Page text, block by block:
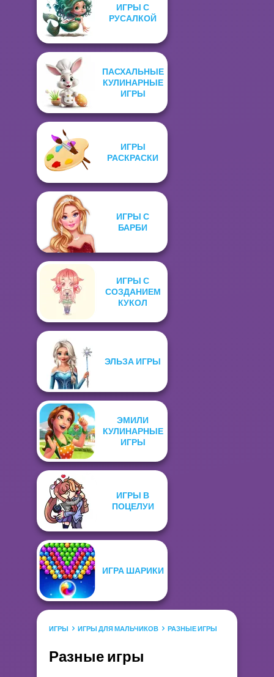
ИГРЫ С
РУСАЛКОЙ
ПАСХАЛЬНЫЕ
КУЛИНАРНЫЕ
ИГРЫ
ИГРЫ
РАСКРАСКИ
ИГРЫ С
БАРБИ
ИГРЫ С
СОЗДАНИЕМ
КУКОЛ
ЭЛЬЗА ИГРЫ
ЭМИЛИ
КУЛИНАРНЫЕ
ИГРЫ
ИГРЫ В
ПОЦЕЛУИ
ИГРА ШАРИКИ
ИГРЫ ИГРЫ ДЛЯ МАЛЬЧИКОВ РАЗНЫЕ ИГРЫ
Разные игры